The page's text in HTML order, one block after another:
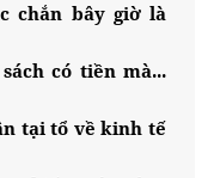
chắn bây giờ là
có tiền mà...
tại tổ về kinh tế